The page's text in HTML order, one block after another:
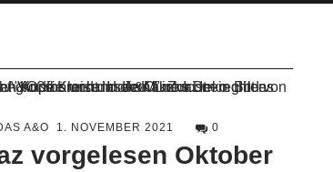
A&O 1. NOVEMBER 2021 0
vorgelesen Oktober